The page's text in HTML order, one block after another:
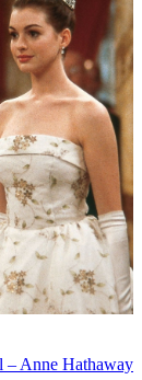
– Anne Hathaway